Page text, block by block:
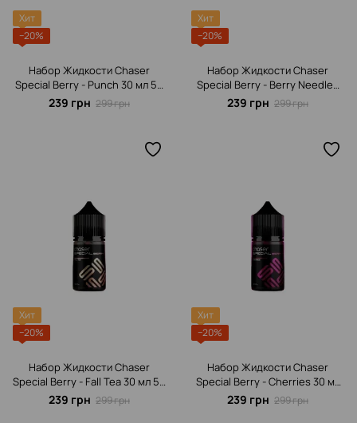
Хит
−20%
Набор Жидкости Chaser
Special Berrу - Punch 30 мл 50
мг
239 грн 299 грн
Хит
−20%
Набор Жидкости Chaser
Special Berrу - Berry Needles
30 мл 50 мг
239 грн 299 грн
Хит
−20%
Набор Жидкости Chaser
Special Berrу - Fall Tea 30 мл 50
мг
239 грн 299 грн
Хит
−20%
Набор Жидкости Chaser
Special Berrу - Cherries 30 мл
50 мг
239 грн 299 грн